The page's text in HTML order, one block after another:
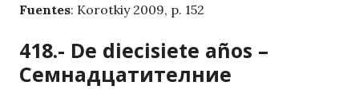
Fuentes: Korotkiy 2009, p. 152
418.- De diecisiete años –
Семнадцатителние